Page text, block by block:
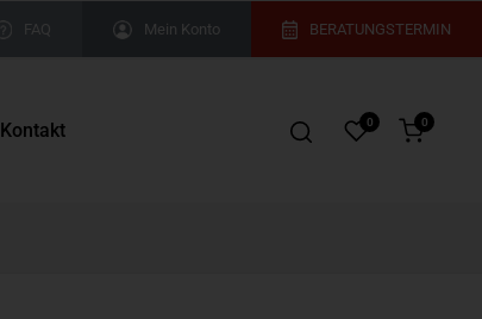
FAQ Mein Konto BERATUNGSTERMIN
Kontakt 0 0